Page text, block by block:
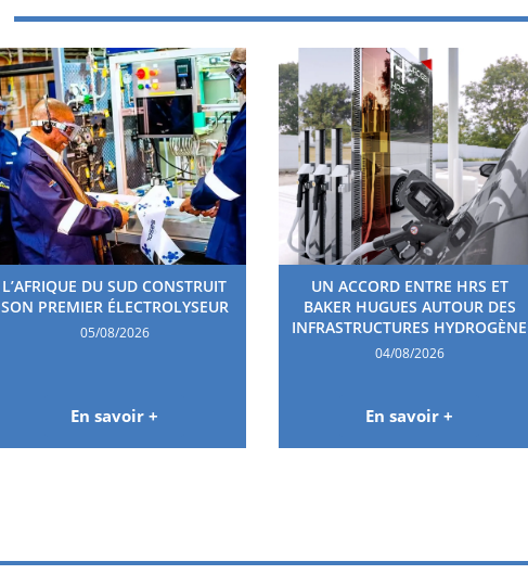
L’AFRIQUE DU SUD CONSTRUIT
SON PREMIER ÉLECTROLYSEUR
05/08/2026
En savoir +
UN ACCORD ENTRE HRS ET
BAKER HUGUES AUTOUR DES
INFRASTRUCTURES HYDROGÈNE
04/08/2026
En savoir +